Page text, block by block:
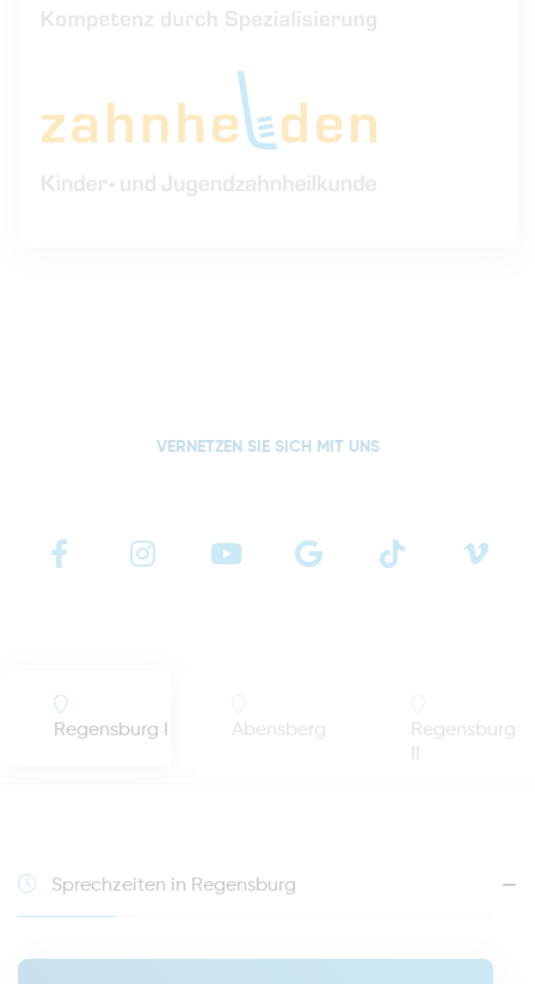
VERNETZEN SIE SICH MIT UNS
Regensburg I Abensberg
Regensburg
Sprechzeiten in Regensburg